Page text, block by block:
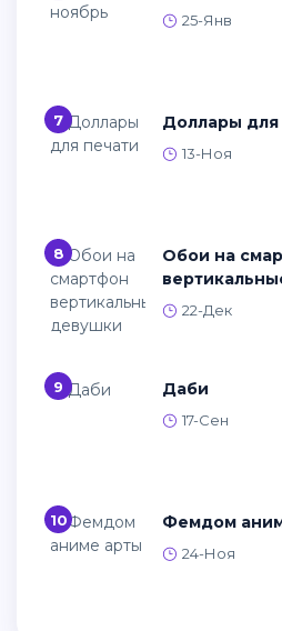
25-Янв
7 Доллары
13-Ноя
8
Обои на смартфон
22-Дек
9 Даби
17-Сен
10 Фемдом
24-Ноя